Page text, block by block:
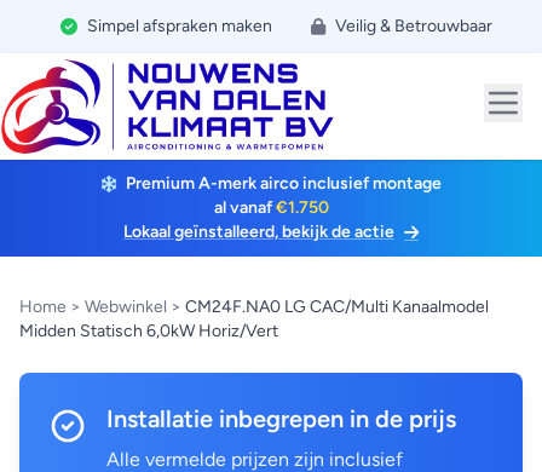
Simpel afspraken maken Veilig & Betrouwbaar
Premium A-merk airco inclusief montage
al vanaf€1.750
Lokaal geïnstalleerd, bekijk de actie
Home > Webwinkel > CM24F.NA0 LG CAC/Multi Kanaalmodel
Midden Statisch 6,0kW Horiz/Vert
Installatie inbegrepen in de prijs
Alle vermelde prijzen zijn inclusief